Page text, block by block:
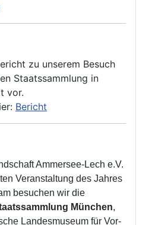
zu unserem Besuch
Staatssammlung in
vor.
Bericht
Ammersee‑Lech e.V.
Veranstaltung des Jahres
besuchen wir die
München,
Landesmuseum für Vor‑